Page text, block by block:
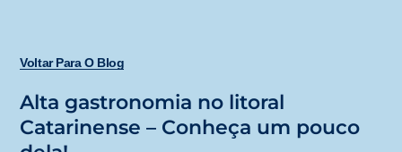
Voltar Para O Blog
Alta gastronomia no litoral
Catarinense – Conheça um pouco